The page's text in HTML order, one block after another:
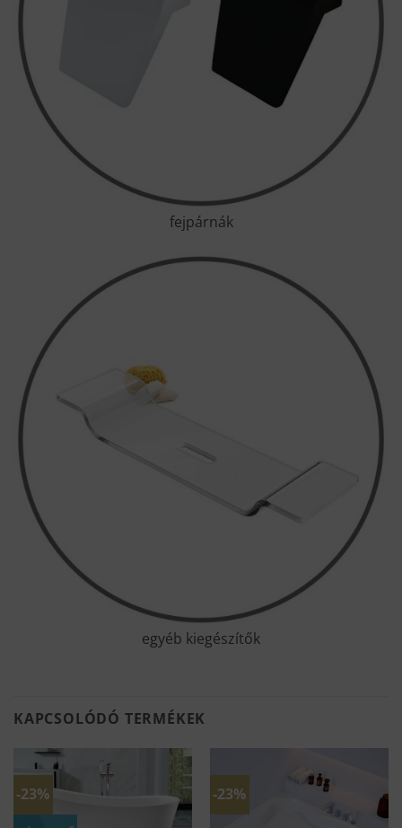
fejpárnák
egyéb kiegészítők
KAPCSOLÓDÓ TERMÉKEK
-23% -23%